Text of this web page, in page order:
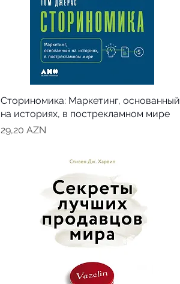
Сториномика: Маркетинг, основанный
на историях, в пострекламном мире
Цена
29,20 AZN